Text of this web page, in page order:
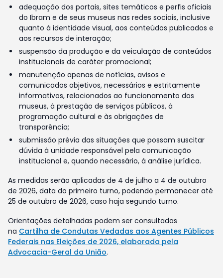
adequação dos portais, sites temáticos e perfis oficiais
do Ibram e de seus museus nas redes sociais, inclusive
quanto à identidade visual, aos conteúdos publicados e
aos recursos de interação;
suspensão da produção e da veiculação de conteúdos
institucionais de caráter promocional;
manutenção apenas de notícias, avisos e
comunicados objetivos, necessários e estritamente
informativos, relacionados ao funcionamento dos
museus, à prestação de serviços públicos, à
programação cultural e às obrigações de
transparência;
submissão prévia das situações que possam suscitar
dúvida à unidade responsável pela comunicação
institucional e, quando necessário, à análise jurídica.
As medidas serão aplicadas de 4 de julho a 4 de outubro
de 2026, data do primeiro turno, podendo permanecer até
25 de outubro de 2026, caso haja segundo turno.
Orientações detalhadas podem ser consultadas
na Cartilha de Condutas Vedadas aos Agentes Públicos
Federais nas Eleições de 2026, elaborada pela
Advocacia-Geral da União.